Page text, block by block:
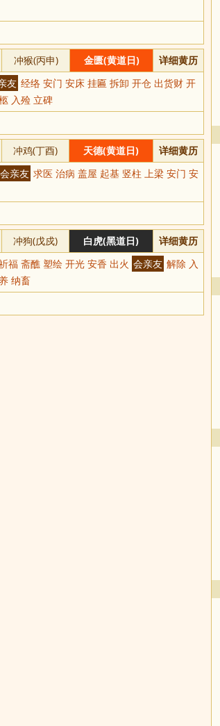
冲猴(丙申) 金匮(黄道日) 详细黄历
友 经络 安门 安床 挂匾 拆卸 开仓 出货财 开
入殓 立碑
冲鸡(丁酉) 天德(黄道日) 详细黄历
会亲友 求医 治病 盖屋 起基 竖柱 上梁 安门 安
冲狗(戊戍) 白虎(黑道日) 详细黄历
福 斋醮 塑绘 开光 安香 出火 会亲友 解除 入
纳畜